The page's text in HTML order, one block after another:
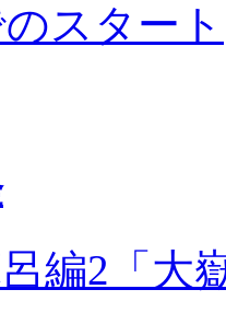
スタート
編2「大